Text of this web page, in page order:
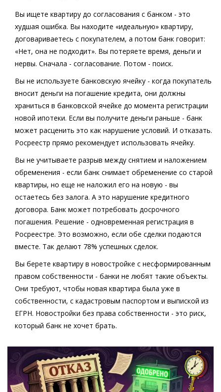
Вы ищете квартиру до согласования с банком - это
худшая ошибка. Вы находите «идеальную» квартиру,
договариваетесь с покупателем, а потом банк говорит:
«Нет, она не подходит». Вы потеряете время, деньги и
нервы. Сначала - согласование. Потом - поиск.
Вы не используете банковскую ячейку - когда покупатель
вносит деньги на погашение кредита, они должны
храниться в банковской ячейке до момента регистрации
новой ипотеки. Если вы получите деньги раньше - банк
может расценить это как нарушение условий. И отказать.
Росреестр прямо рекомендует использовать ячейку.
Вы не учитываете разрыв между снятием и наложением
обременения - если банк снимает обременение со старой
квартиры, но еще не наложил его на новую - вы
остаетесь без залога. А это нарушение кредитного
договора. Банк может потребовать досрочного
погашения. Решение - одновременная регистрация в
Росреестре. Это возможно, если обе сделки подаются
вместе. Так делают 78% успешных сделок.
Вы берете квартиру в новостройке с несформированным
правом собственности - банки не любят такие объекты.
Они требуют, чтобы новая квартира была уже в
собственности, с кадастровым паспортом и выпиской из
ЕГРН. Новостройки без права собственности - это риск,
который банк не хочет брать.